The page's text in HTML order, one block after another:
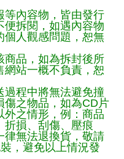
等內容物，皆由發行
便拆閱，如遇內容物
個人觀感問題，恕無
商品，如為拆封後所
網站一概不負責，恕
過程中將無法避免撞
傷之物品，如為CD片
外之情形，例：商品
折損、刮傷、壓痕
律無法退換貨，敬請
，避免以上情況發